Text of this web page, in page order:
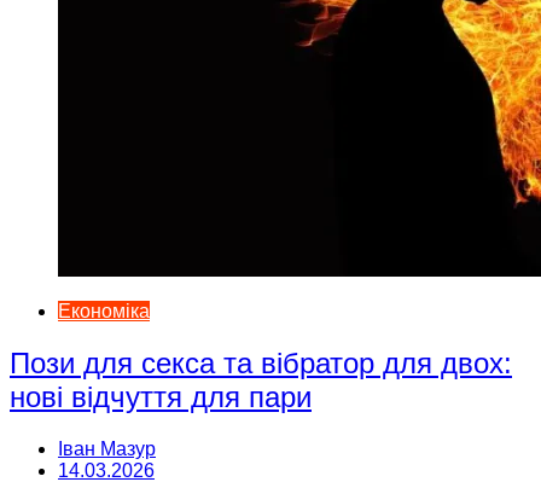
Економіка
Пози для секса та вібратор для двох:
нові відчуття для пари
Іван Мазур
14.03.2026